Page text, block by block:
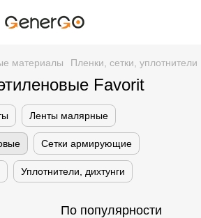
материалы Пленки, сетки, уплотнители
Favorit
Ленты малярные
Сетки армирующие
Уплотнители, дихтунги
По популярности